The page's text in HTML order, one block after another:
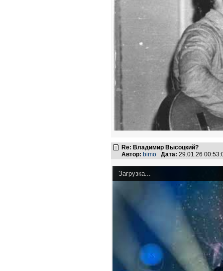
Re: Владимир Высоцкий?
Автор: bimo Дата: 29.01.26
Загрузка...